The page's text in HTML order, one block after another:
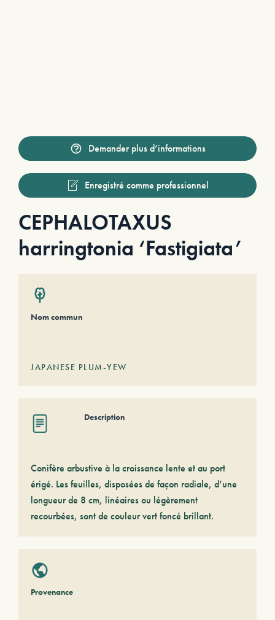
Demander plus d’informations
Enregistré comme professionnel
CEPHALOTAXUS
harringtonia ‘Fastigiata’
Nom commun
JAPANESE PLUM-YEW
Description
Conifère arbustive à la croissance lente et au port
érigé. Les feuilles, disposées de façon radiale, d’une
longueur de 8 cm, linéaires ou légèrement
recourbées, sont de couleur vert foncé brillant.
Provenance